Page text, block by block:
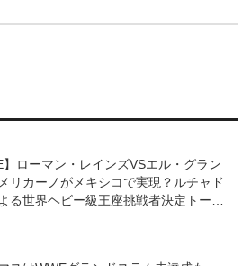
】ローマン・レインズVSエル・グラン
リカーノがメキシコで実現？ルチャド
る世界ヘビー級王座挑戦者決定トーナ